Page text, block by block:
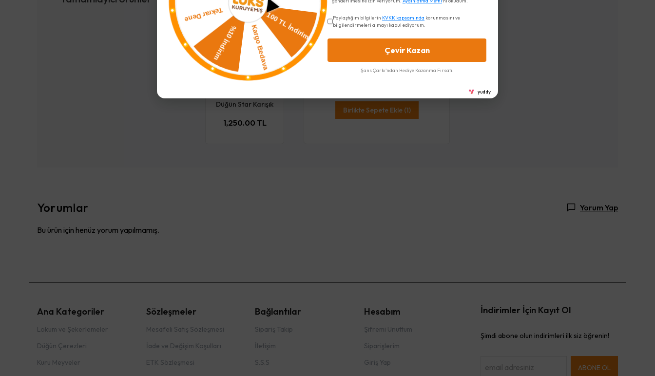
Düğün Star Karışık
1,250.00 TL
İncelediğiniz ürün ile birlikte bu
ürünler de sepetinize eklenecektir!
Toplam Fiyat
Birlikte Sepete Ekle (1)
Yorumlar Yorum Yap
Bu ürün için henüz yorum yapılmamış.
Ana Kategoriler
Lokum ve Şekerlemeler
Düğün Çerezleri
Kuru Meyveler
Sözleşmeler
Mesafeli Satış Sözleşmesi
İade ve Değişim Koşulları
ETK Sözleşmesi
Bağlantılar
Sipariş Takip
İletişim
S.S.S
Hesabım
Şifremi Unuttum
Siparişlerim
Giriş Yap
İndirimler İçin Kayıt Ol
Şimdi abone olun indirimleri ilk siz öğrenin!
ABONE OL
Paylaştığım bilgilerin KVKK kapsamında korunmasını ve
bilgilendirmeleri almayı kabul ediyorum.
Çevir Kazan
Şans Çarkı'ndan Hediye Kazanma Fırsatı!
yuddy